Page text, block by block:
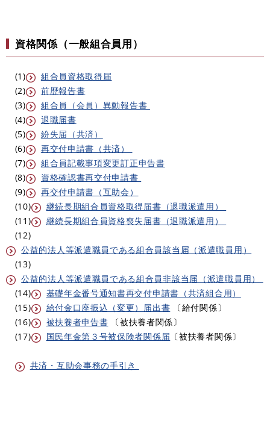
資格関係（一般組合員用）
(1)
組合員資格取得届
(2)
前歴報告書
(3)
組合員（会員）異動報告書
(4)
退職届書
(5)
紛失届（共済）
(6)
再交付申請書（共済）
(7)
組合員記載事項変更訂正申告書
(8)
資格確認書再交付申請書
(9)
再交付申請書（互助会）
(10)
継続長期組合員資格取得届書（退職派遣用）
(11)
継続長期組合員資格喪失届書（退職派遣用）
(12)
公益的法人等派遣職員である組合員該当届（派遣職員用）
(13)
公益的法人等派遣職員である組合員非該当届（派遣職員用）
(14)
基礎年金番号通知書再交付申請書（共済組合用）
(15)
給付金口座振込（変更）届出書 〔給付関係〕
(16)
被扶養者申告書 〔被扶養者関係〕
(17)
国民年金第３号被保険者関係届 〔被扶養者関係〕
共済・互助会事務の手引き